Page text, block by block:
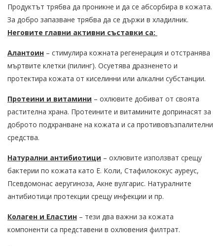
Продуктът трябва да проникне и да се абсорбира в кожата.
За добро запазване трябва да се държи в хладилник.
Неговите главни активни съставки са:
Алантоин – стимулира кожната регенерация и отстранява
мъртвите клетки (пилинг). Осуетява дразненето и
протектира кожата от киселинни или алкални субстанции.
Протеини и витамини – охлювите добиват от своята
растителна храна. Протеините и витамините допринасят за
доброто подхранване на кожата и са противовъзпалителни
средства.
Натурални антибиотици – охлювите използват срещу
бактерии по кожата като Е. Коли, Стафилококус ауреус,
Псевдомонас аеругиноза, Акне вулгарис. Натуралните
антибиотици протекции срещу инфекции и пр.
Колаген и Еластин – тези два важни за кожата
компоненти са представени в охлювения филтрат.